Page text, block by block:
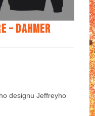
– Dahmer
designu Jeffreyho